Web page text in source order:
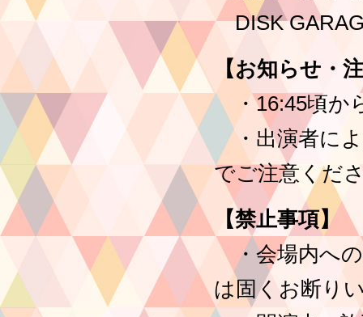
DISK
【お知らせ・
・16:45頃か
・出演者に
でご注意くだ
【禁止事項】
・会場内への
は固くお断り